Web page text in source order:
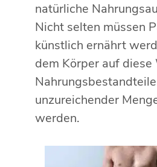
natürliche
Nicht selten müssen
künstlich ernährt
dem Körper auf
unzureichender
werden.